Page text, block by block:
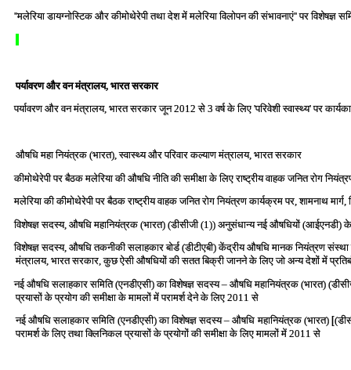
''मलेरिया डायग्‍नोस्टिक और कीमोथेरेपी तथा देश में मलेरिया विलोपन की संभावनाएं'' पर विशेषज्ञ
पर्यावरण और वन मंत्रालय, भारत सरकार
पर्यावरण और वन मंत्रालय, भारत सरकार जून 2012 से 3 वर्ष के लिए 'परिवेशी स्‍वास्‍थ्‍य' पर
औषधि महा नियंत्रक (भारत), स्‍वास्‍थ्‍य और परिवार कल्‍याण मंत्रालय, भारत सरकार
कीमोथेरेपी पर बैठक मलेरिया की औषधि नीति की समीक्षा के लिए राष्‍ट्रीय वाहक जनित रोग
मलेरिया की कीमोथेरेपी पर बैठक राष्‍ट्रीय वाहक जनित रोग नियंत्रण कार्यक्रम पर, शामनाथ
विशेषज्ञ सदस्‍य, औषधि महानियंत्रक (भारत) (डीसीजी (1)) अनुसंधान्‍य नई औषधियों (आईएनडी)
विशेषज्ञ सदस्‍य, औषधि तकनीकी सलाहकार बोर्ड (डीटीएबी) केंद्रीय औषधि मानक नियंत्रण संस्‍था
मंत्रालय, भारत सरकार, कुछ ऐसी औषधियों की सतत बिक्री जानने के लिए जो अन्‍य देशों में
नई औषधि सलाहकार समिति (एनडीएसी) का विशेषज्ञ सदस्‍य – औषधि महानियंत्रक (भारत)
प्रयासों के प्रयोग की समीक्षा के मामलों में परामर्श देने के लिए 2011 से
नई औषधि सलाहकार समिति (एनडीएसी) का विशेषज्ञ सदस्‍य – औषधि महानियंत्रक (भारत) [
परामर्श के लिए तथा क्लिनिकल प्रयासों के प्रयोगों की समीक्षा के लिए मामलों में 2011 से ‍